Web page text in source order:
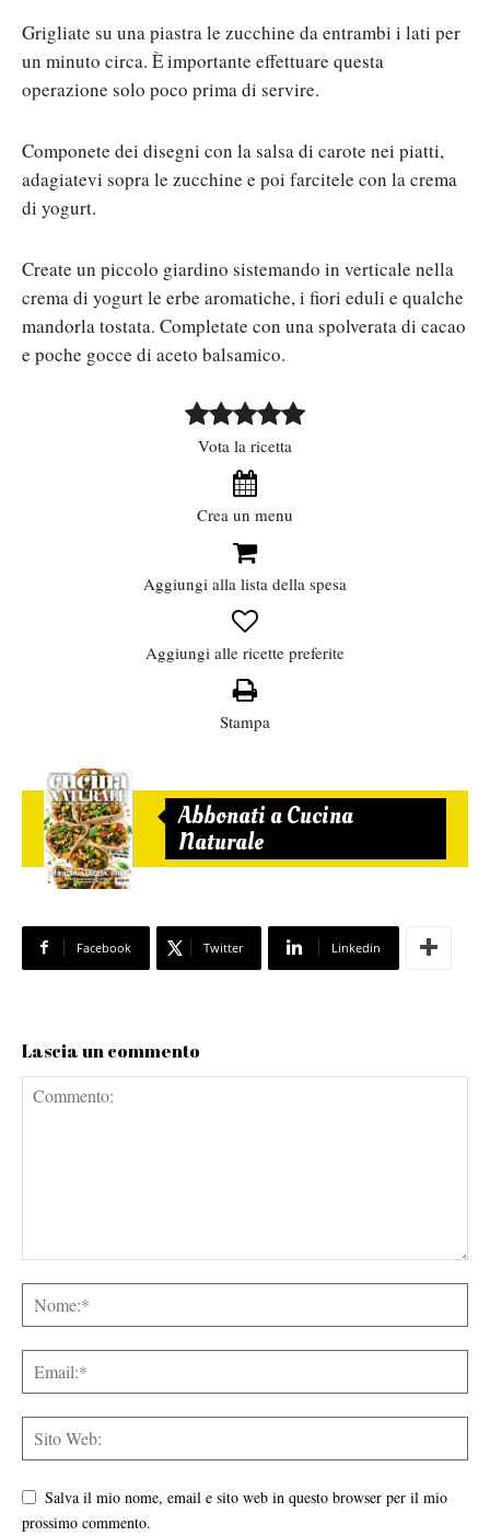
Grigliate su una piastra le zucchine da entrambi i lati per
un minuto circa. È importante effettuare questa
operazione solo poco prima di servire.
Componete dei disegni con la salsa di carote nei piatti,
adagiatevi sopra le zucchine e poi farcitele con la crema
di yogurt.
Create un piccolo giardino sistemando in verticale nella
crema di yogurt le erbe aromatiche, i fiori eduli e qualche
mandorla tostata. Completate con una spolverata di cacao
e poche gocce di aceto balsamico.
Vota la ricetta
Crea un menu
Aggiungi alla lista della spesa
Aggiungi alle ricette preferite
Stampa
Abbonati a Cucina
Naturale
Facebook Twitter Linkedin
Lascia un commento
Salva il mio nome, email e sito web in questo browser per il mio
prossimo commento.